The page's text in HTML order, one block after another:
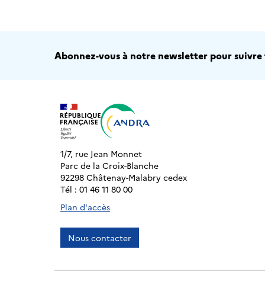
Abonnez-vous à notre newsletter pour suivre
1/7, rue Jean Monnet
Parc de la Croix-Blanche
92298 Châtenay-Malabry cedex
Tél : 01 46 11 80 00
Plan d'accès
Nous contacter